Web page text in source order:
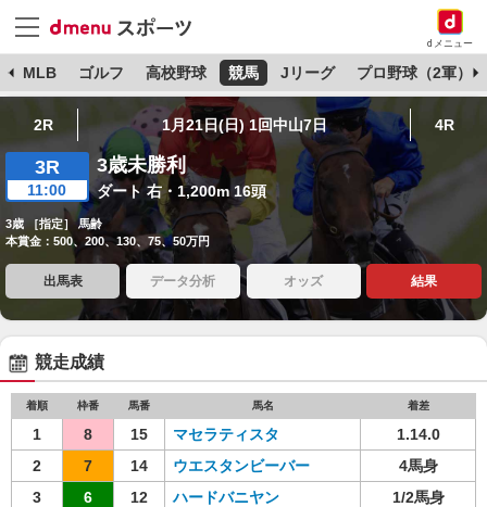
dメニュー
MLB ゴルフ 高校野球 競馬 Jリーグ プロ野球（2軍）
2R 1月21日(日) 1回中山7日 4R
3R
11:00
3歳未勝利
ダート 右・1,200m 16頭
3歳 ［指定］ 馬齢
本賞金：500、200、130、75、50万円
出馬表 データ分析 オッズ 結果
競走成績
着順 枠番 馬番 馬名 着差
1 8 15 マセラティスタ
1.14.0
2
7 14 ウエスタンビーバー
4馬身
3
6 12 ハードバニヤン
1/2馬身